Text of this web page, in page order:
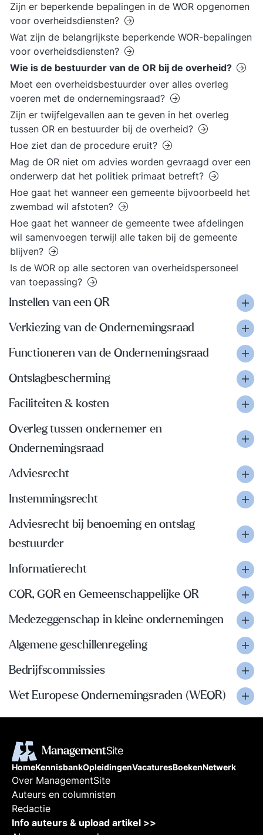
Zijn er beperkende bepalingen in de WOR opgenomen
voor overheidsdiensten?
Wat zijn de belangrijkste beperkende WOR-bepalingen
voor overheidsdiensten?
Wie is de bestuurder van de OR bij de overheid?
Moet een overheidsbestuurder over alles overleg
voeren met de ondernemingsraad?
Zijn er twijfelgevallen aan te geven in het overleg
tussen OR en bestuurder bij de overheid?
Hoe ziet dan de procedure eruit?
Mag de OR niet om advies worden gevraagd over een
onderwerp dat het politiek primaat betreft?
Hoe gaat het wanneer een gemeente bijvoorbeeld het
zwembad wil afstoten?
Hoe gaat het wanneer de gemeente twee afdelingen
wil samenvoegen terwijl alle taken bij de gemeente
blijven?
Is de WOR op alle sectoren van overheidspersoneel
van toepassing?
Instellen van een OR
Verkiezing van de Ondernemingsraad
Functioneren van de Ondernemingsraad
Ontslagbescherming
Faciliteiten & kosten
Overleg tussen ondernemer en
Ondernemingsraad
Adviesrecht
Instemmingsrecht
Adviesrecht bij benoeming en ontslag
bestuurder
Informatierecht
COR, GOR en Gemeenschappelijke OR
Medezeggenschap in kleine ondernemingen
Algemene geschillenregeling
Bedrijfscommissies
Wet Europese Ondernemingsraden (WEOR)
HomeKennisbankOpleidingenVacaturesBoekenNetwerk
Over ManagementSite
Auteurs en columnisten
Redactie
Info auteurs & upload artikel >>